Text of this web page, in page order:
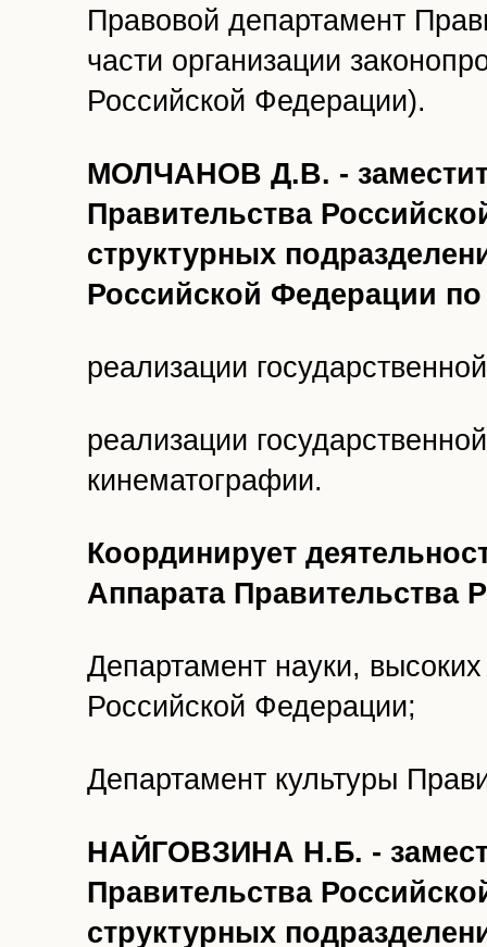
Правовой департамент
части организации
Российской Федерации).
МОЛЧАНОВ Д.В. -
Правительства
структурных
Российской Федерации
реализации
реализации
кинематографии.
Координирует
Аппарата Правительства
Департамент науки,
Российской Федерации;
Департамент культуры
НАЙГОВЗИНА Н.Б. -
Правительства
структурных